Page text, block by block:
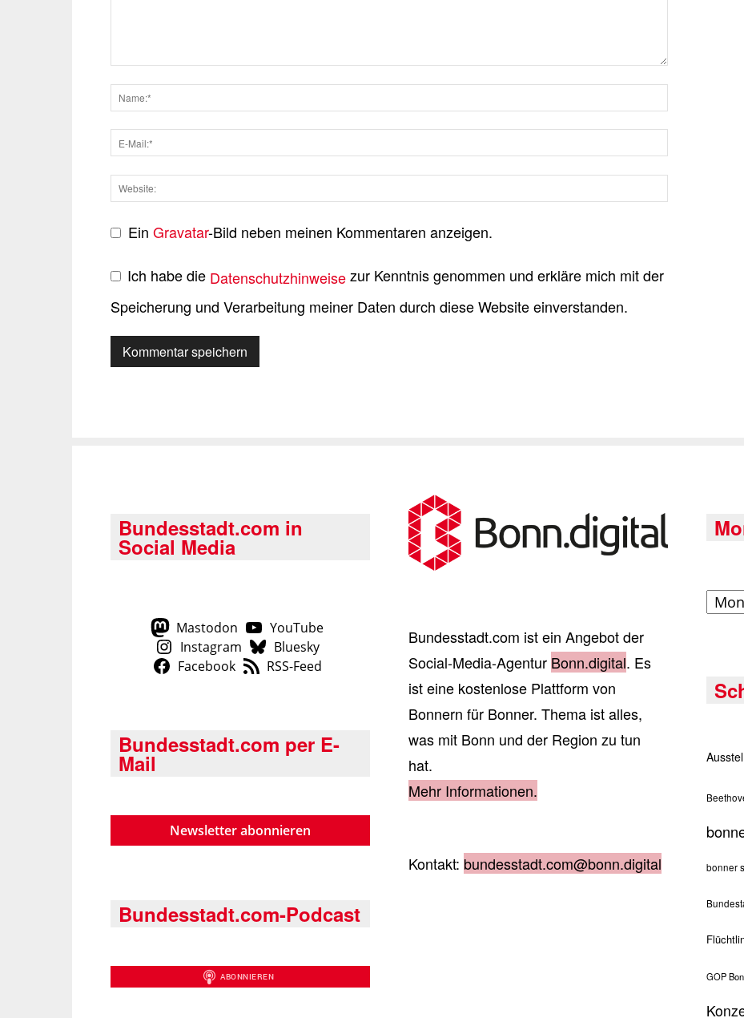
EinGravatar-Bild neben meinen Kommentaren anzeigen.
Ich habe die Datenschutzhinweisezur Kenntnis genommen und erkläre mich mit der
Speicherung und Verarbeitung meiner Daten durch diese Website einverstanden.
Bundesstadt.com in
Social Media
Mastodon
YouTube
Instagram
Bluesky
Facebook
RSS-Feed
Bundesstadt.com per E-
Mail
Newsletter abonnieren
Bundesstadt.com-Podcast
Bundesstadt.com ist ein Angebot der
Social-Media-Agentur Bonn.digital. Es
ist eine kostenlose Plattform von
Bonnern für Bonner. Thema ist alles,
was mit Bonn und der Region zu tun
hat.
Mehr Informationen.
Kontakt: bundesstadt.com@bonn.digital bonner
GOP